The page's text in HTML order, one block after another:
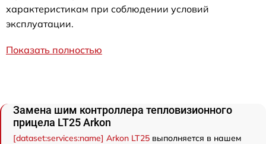
характеристикам при соблюдении условий
эксплуатации.
Показать полностью
Замена шим контроллера тепловизионного
прицела LT25 Arkon
[dataset:services:name] Arkon LT25 выполняется в нашем